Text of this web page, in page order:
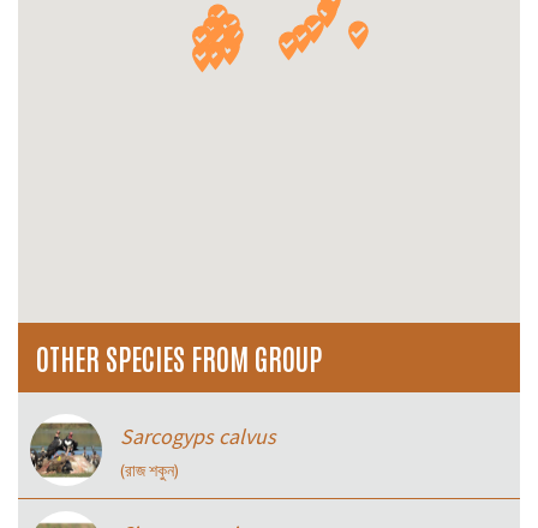
OTHER SPECIES FROM GROUP
Sarcogyps calvus
(রাজ শকুন)